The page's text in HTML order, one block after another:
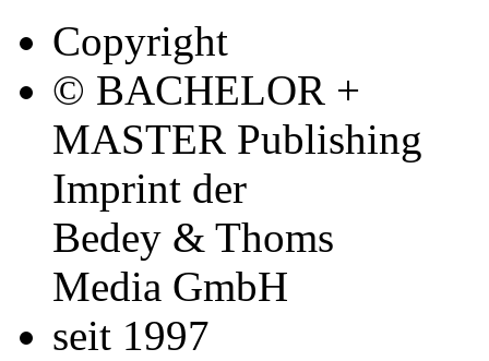
Copyright
© BACHELOR +
MASTER Publishing
Imprint der
Bedey & Thoms
Media GmbH
seit 1997